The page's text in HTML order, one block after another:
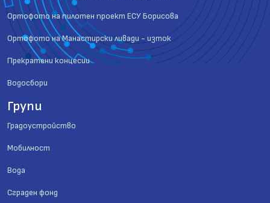
Ортофото на пилотен проект ЕСУ Борисова
Ортофото на Манастирски ливади - изток
Прекратени концесии
Водосбори
Групи
Градоустройство
Мобилност
Вода
Сграден фонд